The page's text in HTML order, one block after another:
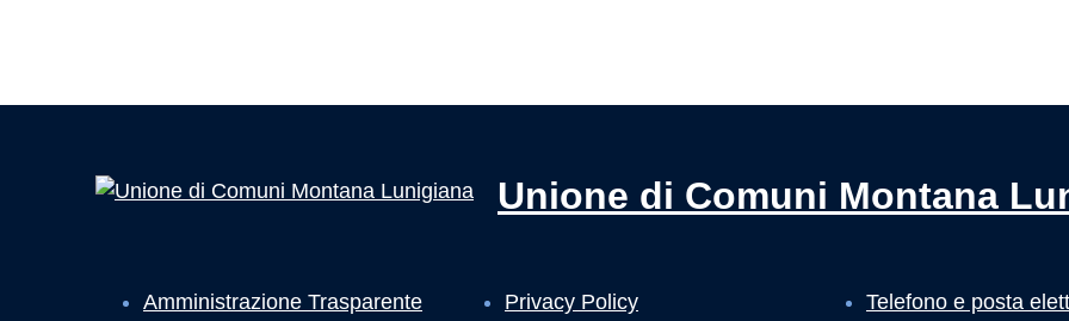
Unione di Comuni Montana
Amministrazione Trasparente
Privacy Policy
Telefono e posta